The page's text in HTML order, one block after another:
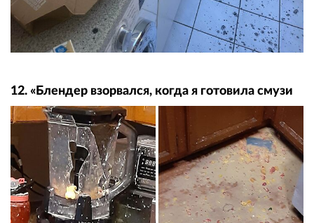
12. «Блендер взорвался, когда я готовила смузи